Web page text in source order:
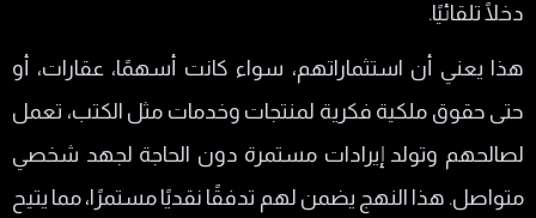
دخلًا تلقائيًا.
هذا يعني أن استثماراتهم، سواء كانت أسهمًا، عقارات، أو
حتى حقوق ملكية فكرية لمنتجات وخدمات مثل الكتب، تعمل
لصالحهم وتولد إيرادات مستمرة دون الحاجة لجهد شخصي
متواصل. هذا النهج يضمن لهم تدفقًا نقديًا مستمرًا، مما يتيح